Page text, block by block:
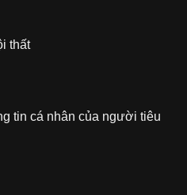
thất
tin cá nhân của người tiêu